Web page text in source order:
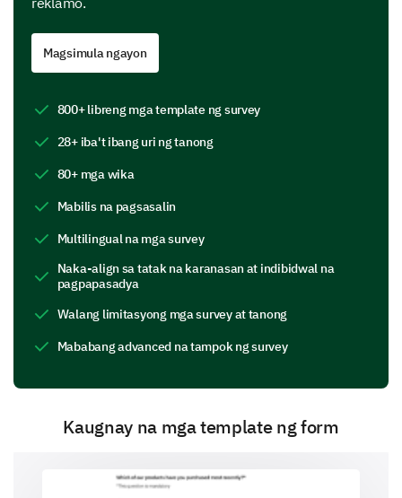
with the service received?
Please rate the following aspects of our
services from 1(very poor) to 10(excellent)
Quality of Care
Communication of Staff
Privacy
Cleanliness
Waiting Times
Your Complaints
have about our hospital services.
Magsimula ngayon
800+ libreng mga template ng survey
28+ iba't ibang uri ng tanong
80+ mga wika
Mabilis na pagsasalin
Multilingual na mga survey
Naka-align sa tatak na karanasan at indibidwal na
pagpapasadya
Walang limitasyong mga survey at tanong
Mababang advanced na tampok ng survey
Kaugnay na mga template ng form